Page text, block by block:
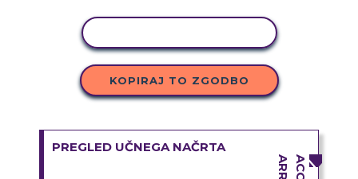
KOPIRAJ TO ZGODBO
PREGLED UČNEGA NAČRTA